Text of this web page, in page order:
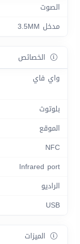
الصوت
مدخل 3.5MM
الخصائص
واي فاي
بلوتوث
الموقع
NFC
Infrared port
الراديو
USB
الميزات